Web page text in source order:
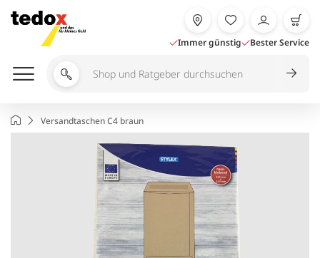
Inhalt
springen
Immer günstig Bester Service
Shop
durchsuchen
StartseiteVersandtaschen C4 braun